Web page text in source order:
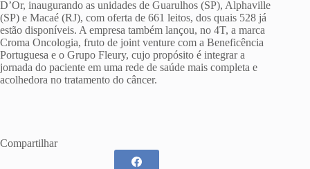
D’Or, inaugurando as unidades de Guarulhos (SP), Alphaville
(SP) e Macaé (RJ), com oferta de 661 leitos, dos quais 528 já
estão disponíveis. A empresa também lançou, no 4T, a marca
Croma Oncologia, fruto de joint venture com a Beneficência
Portuguesa e o Grupo Fleury, cujo propósito é integrar a
jornada do paciente em uma rede de saúde mais completa e
acolhedora no tratamento do câncer.
Compartilhar